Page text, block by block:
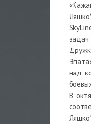
Ляшко*
над
В
Ляшко